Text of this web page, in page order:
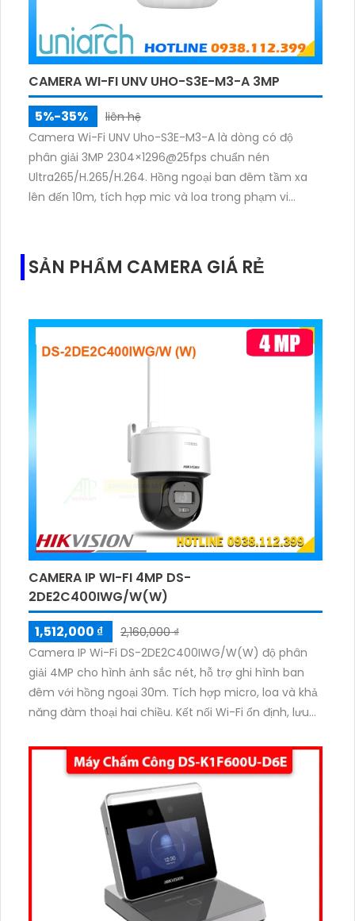
CAMERA WI-FI UNV UHO-S3E-M3-A 3MP
5%-35%
liên hệ
Camera Wi-Fi UNV Uho-S3E-M3-A là dòng có độ
phân giải 3MP 2304×1296@25fps chuẩn nén
Ultra265/H.265/H.264. Hồng ngoại ban đêm tầm xa
lên đến 10m, tích hợp mic và loa trong phạm vi
SẢN PHẨM CAMERA GIÁ RẺ
CAMERA IP WI-FI 4MP DS-
2DE2C400IWG/W(W)
1,512,000 ₫
2,160,000 ₫
Camera IP Wi-Fi DS-2DE2C400IWG/W(W) độ phân
giải 4MP cho hình ảnh sắc nét, hỗ trợ ghi hình ban
đêm với hồng ngoại 30m. Tích hợp micro, loa và khả
năng đàm thoại hai chiều. Kết nối Wi-Fi ổn định, lưu
người và phương tiện giúp giảm báo động giả hiệu